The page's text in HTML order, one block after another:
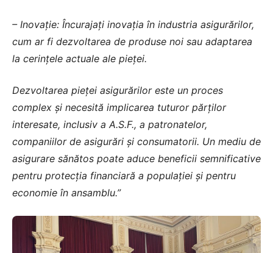
– Inovație: Încurajați inovația în industria asigurărilor,
cum ar fi dezvoltarea de produse noi sau adaptarea
la cerințele actuale ale pieței.
Dezvoltarea pieței asigurărilor este un proces
complex și necesită implicarea tuturor părților
interesate, inclusiv a A.S.F., a patronatelor,
companiilor de asigurări și consumatorii. Un mediu de
asigurare sănătos poate aduce beneficii semnificative
pentru protecția financiară a populației și pentru
economie în ansamblu.”